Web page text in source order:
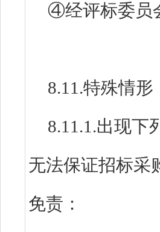
④经评标委员
8.11.特殊情形
8.11.1.出现下
无法保证招标采
免责：